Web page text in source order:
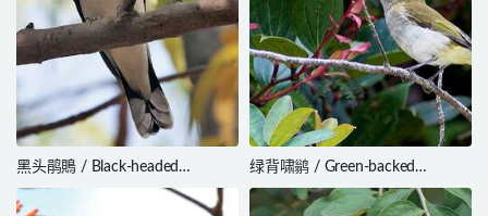
黑头鹃鵙 / Black-headed
Cuckooshrike / Lalage
melanoptera
绿背啸鹟 / Green-backed
Whistler / Pachycephala
albiventris